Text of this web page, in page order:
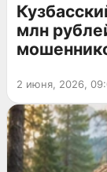
млн
2 июня, 2026,